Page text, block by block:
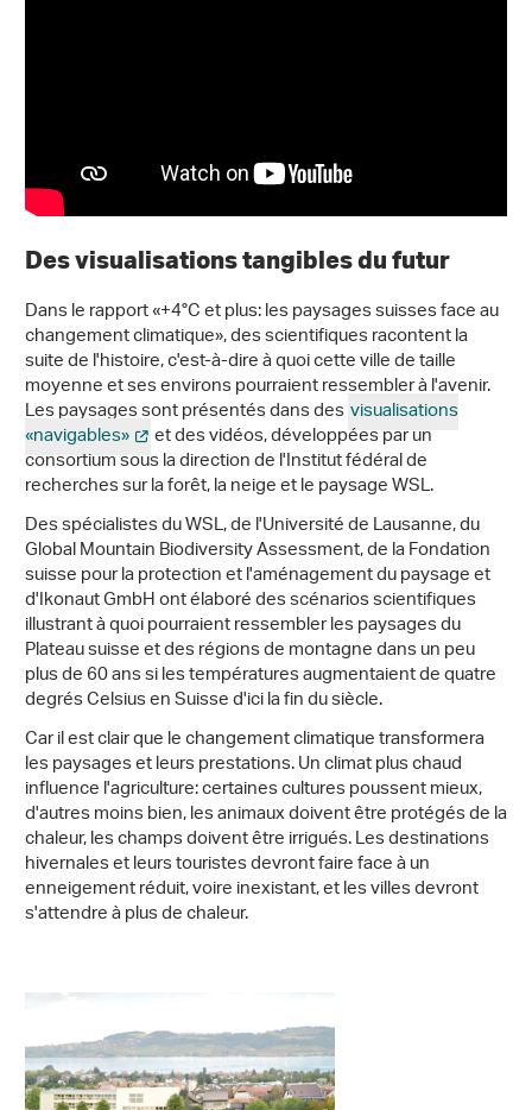
Des visualisations tangibles du futur
Dans le rapport «+4°C et plus: les paysages suisses face au
changement climatique», des scientifiques racontent la
suite de l'histoire, c'est-à-dire à quoi cette ville de taille
moyenne et ses environs pourraient ressembler à l'avenir.
Les paysages sont présentés dans desvisualisations
«navigables» et des vidéos, développées par un
consortium sous la direction de l'Institut fédéral de
recherches sur la forêt, la neige et le paysage WSL.
Des spécialistes du WSL, de l'Université de Lausanne, du
Global Mountain Biodiversity Assessment, de la Fondation
suisse pour la protection et l'aménagement du paysage et
d'Ikonaut GmbH ont élaboré des scénarios scientifiques
illustrant à quoi pourraient ressembler les paysages du
Plateau suisse et des régions de montagne dans un peu
plus de 60 ans si les températures augmentaient de quatre
degrés Celsius en Suisse d'ici la fin du siècle.
Car il est clair que le changement climatique transformera
les paysages et leurs prestations. Un climat plus chaud
influence l'agriculture: certaines cultures poussent mieux,
d'autres moins bien, les animaux doivent être protégés de la
chaleur, les champs doivent être irrigués. Les destinations
hivernales et leurs touristes devront faire face à un
enneigement réduit, voire inexistant, et les villes devront
s'attendre à plus de chaleur.